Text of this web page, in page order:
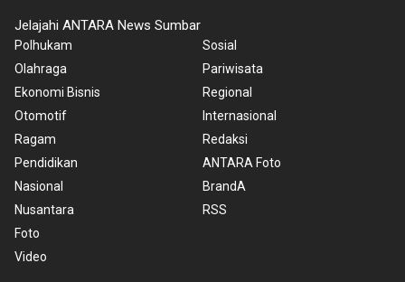
Jelajahi ANTARA News Sumbar
Polhukam
Olahraga
Ekonomi Bisnis
Otomotif
Ragam
Pendidikan
Nasional
Nusantara
Foto
Video
Sosial
Pariwisata
Regional
Internasional
Redaksi
ANTARA Foto
BrandA
RSS